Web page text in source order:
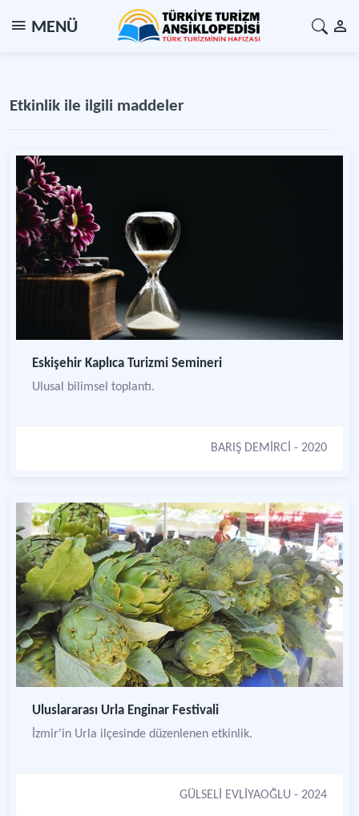
MENÜ
Etkinlik ile ilgili maddeler
Eskişehir Kaplıca Turizmi Semineri
Ulusal bilimsel toplantı.
BARIŞ DEMİRCİ - 2020
Uluslararası Urla Enginar Festivali
İzmir'in Urla ilçesinde düzenlenen etkinlik.
GÜLSELİ EVLİYAOĞLU - 2024